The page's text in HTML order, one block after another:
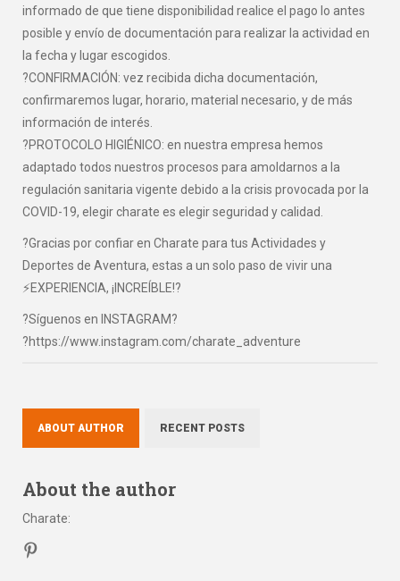
informado de que tiene disponibilidad realice el pago lo antes
posible y envío de documentación para realizar la actividad en
la fecha y lugar escogidos.
?CONFIRMACIÓN: vez recibida dicha documentación,
confirmaremos lugar, horario, material necesario, y de más
información de interés.
?PROTOCOLO HIGIÉNICO: en nuestra empresa hemos
adaptado todos nuestros procesos para amoldarnos a la
regulación sanitaria vigente debido a la crisis provocada por la
COVID-19, elegir charate es elegir seguridad y calidad.
?Gracias por confiar en Charate para tus Actividades y
Deportes de Aventura, estas a un solo paso de vivir una
⚡EXPERIENCIA, ¡INCREÍBLE!?
?Síguenos en INSTAGRAM?
?https://www.instagram.com/charate_adventure
ABOUT AUTHOR RECENT POSTS
About the author
Charate: